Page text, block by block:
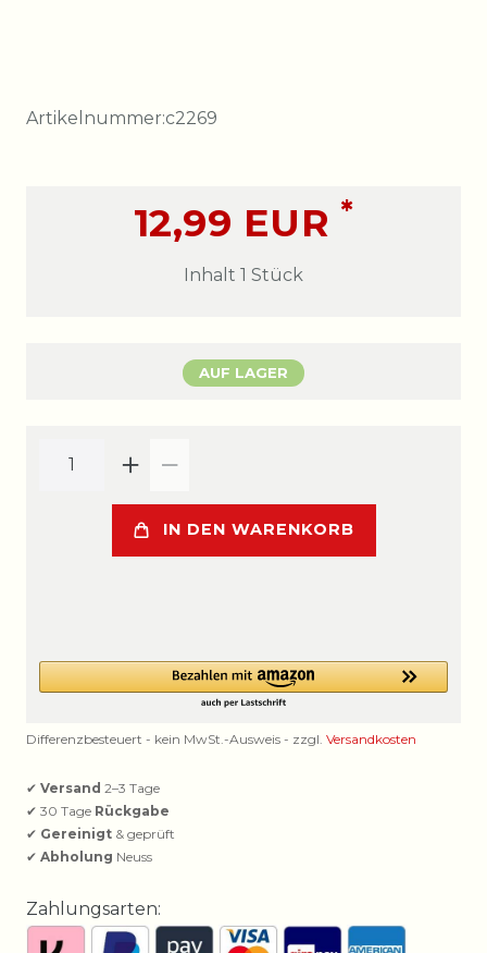
Artikelnummer:c2269
12,99 EUR *
Inhalt 1 Stück
AUF LAGER
IN DEN WARENKORB
Differenzbesteuert - kein MwSt.-Ausweis - zzgl. Versandkosten
✔ Versand 2–3 Tage
✔ 30 Tage Rückgabe
✔ Gereinigt & geprüft
✔ Abholung Neuss
Zahlungsarten: